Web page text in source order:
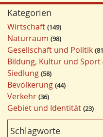
Kategorien
Wirtschaft 149
Naturraum 98
Gesellschaft und Politik 81
Bildung, Kultur und Sport
Siedlung 58
Bevölkerung 44
Verkehr 36
Gebiet und Identität 23
Schlagworte